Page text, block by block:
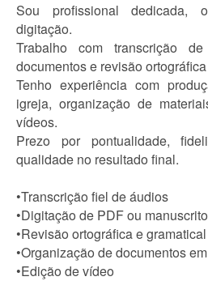
Sou profissional dedicada,
digitação.
Trabalho com transcrição
documentos e revisão
Tenho experiência com
igreja, organização de
vídeos.
Prezo por pontualidade,
qualidade no resultado final.
•Transcrição fiel de áudios
•Digitação de PDF ou manuscrito
•Revisão ortográfica e gramatical
•Organização de documentos
•Edição de vídeo